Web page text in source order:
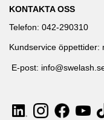
KONTAKTA OSS
Telefon: 042-290310
Kundservice
E-post: